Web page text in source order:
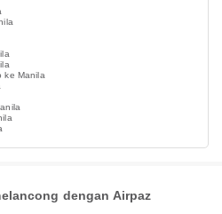
ke Manila
dengan Airpaz